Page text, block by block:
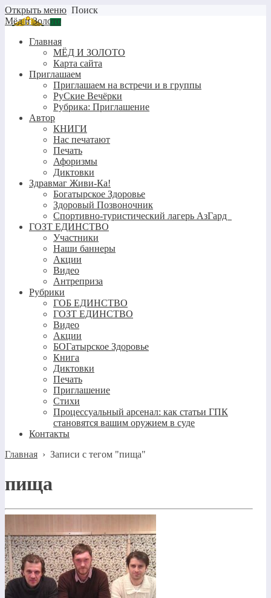
Открыть меню Поиск
Мёд и Золото
Главная
МЁД И ЗОЛОТО
Карта сайта
Приглашаем
Приглашаем на встречи и в группы
РуСкие Вечёрки
Рубрика: Приглашение
Автор
КНИГИ
Нас печатают
Печать
Афоризмы
Диктовки
Здравмаг Живи-Ка!
Богатырское Здоровье
Здоровый Позвоночник
Спортивно-туристический лагерь АзГард
ГОЗТ ЕДИНСТВО
Участники
Наши баннеры
Акции
Видео
Антреприза
Рубрики
ГОБ ЕДИНСТВО
ГОЗТ ЕДИНСТВО
Видео
Акции
БОГатырское Здоровье
Книга
Диктовки
Печать
Приглашение
Стихи
Процессуальный арсенал: как статьи ГПК
становятся вашим оружием в суде
Контакты
Главная › Записи с тегом "пища"
пища